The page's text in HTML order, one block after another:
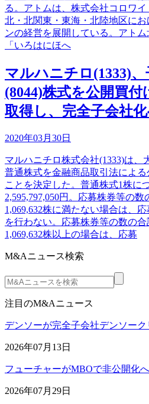
る。アトムは、株式会社コロワ
北・北関東・東海・北陸地区に
ンの経営を展開している。アト
「いろはにほへ
マルハニチロ(1333)
(8044)株式を公開買
取得し、完全子会社
2020年03月30日
マルハニチロ株式会社(1333)は、
普通株式を金融商品取引法によ
ことを決定した。普通株式1株に
2,595,797,050円。応募株券等の
1,069,632株に満たない場合は、
を行わない。応募株券等の数の
1,069,632株以上の場合は、応募
M&Aニュース検索
注目のM&Aニュース
デンソーが完全子会社デンソー
2026年07月13日
フューチャーがMBOで非公開化へ
2026年07月29日